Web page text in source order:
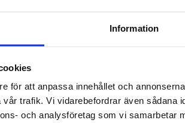
Information
för att anpassa innehållet och
trafik. Vi vidarebefordrar även sådana
och analysföretag som vi samarbetar
- 21,5 × 12,5 × 2 cm
vattenavvisande plånboken för pass. Den är tillverkad av
från regn, spill och vardagsslitage. En elegant
eller familjesemestrar i Europa.
torra i regn eller spill på flygplatsen
SIM-kort, biljetter och upp till 6 kreditkort
skanningar av kontaktlösa kort
eller kabinbag-ärmar
terminaler